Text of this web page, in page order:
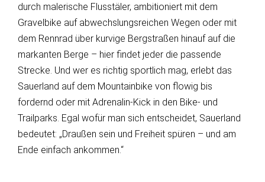
durch malerische Flusstäler, ambitioniert mit dem
Gravelbike auf abwechslungsreichen Wegen oder mit
dem Rennrad über kurvige Bergstraßen hinauf auf die
markanten Berge – hier findet jeder die passende
Strecke. Und wer es richtig sportlich mag, erlebt das
Sauerland auf dem Mountainbike von flowig bis
fordernd oder mit Adrenalin-Kick in den Bike- und
Trailparks. Egal wofür man sich entscheidet, Sauerland
bedeutet: „Draußen sein und Freiheit spüren – und am
Ende einfach ankommen.“